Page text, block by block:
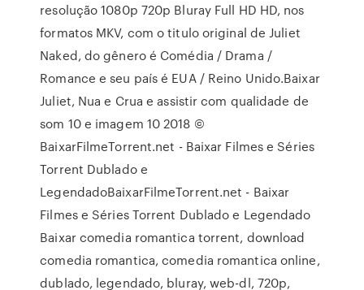
resolução 1080p 720p Bluray Full HD HD, nos
formatos MKV, com o titulo original de Juliet
Naked, do gênero é Comédia / Drama /
Romance e seu país é EUA / Reino Unido.Baixar
Juliet, Nua e Crua e assistir com qualidade de
som 10 e imagem 10 2018 ©
BaixarFilmeTorrent.net - Baixar Filmes e Séries
Torrent Dublado e
LegendadoBaixarFilmeTorrent.net - Baixar
Filmes e Séries Torrent Dublado e Legendado
Baixar comedia romantica torrent, download
comedia romantica, comedia romantica online,
dublado, legendado, bluray, web-dl, 720p,